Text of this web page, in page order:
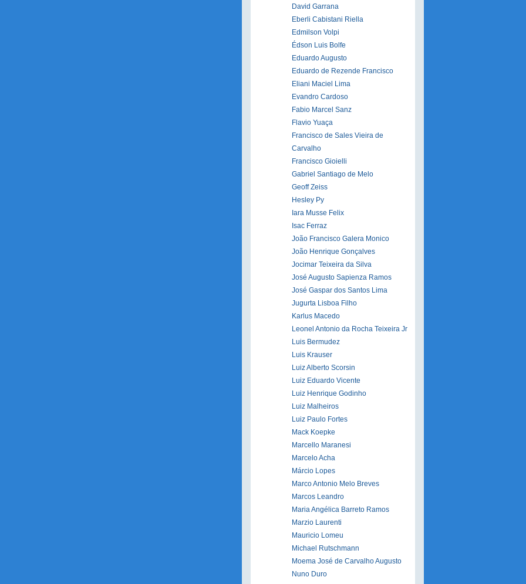
David Garrana
Eberli Cabistani Riella
Edmilson Volpi
Édson Luis Bolfe
Eduardo Augusto
Eduardo de Rezende Francisco
Eliani Maciel Lima
Evandro Cardoso
Fabio Marcel Sanz
Flavio Yuaça
Francisco de Sales Vieira de
Carvalho
Francisco Gioielli
Gabriel Santiago de Melo
Geoff Zeiss
Hesley Py
Iara Musse Felix
Isac Ferraz
João Francisco Galera Monico
João Henrique Gonçalves
Jocimar Teixeira da Silva
José Augusto Sapienza Ramos
José Gaspar dos Santos Lima
Jugurta Lisboa Filho
Karlus Macedo
Leonel Antonio da Rocha Teixeira Jr
Luis Bermudez
Luis Krauser
Luiz Alberto Scorsin
Luiz Eduardo Vicente
Luiz Henrique Godinho
Luiz Malheiros
Luiz Paulo Fortes
Mack Koepke
Marcello Maranesi
Marcelo Acha
Márcio Lopes
Marco Antonio Melo Breves
Marcos Leandro
Maria Angélica Barreto Ramos
Marzio Laurenti
Mauricio Lomeu
Michael Rutschmann
Moema José de Carvalho Augusto
Nuno Duro